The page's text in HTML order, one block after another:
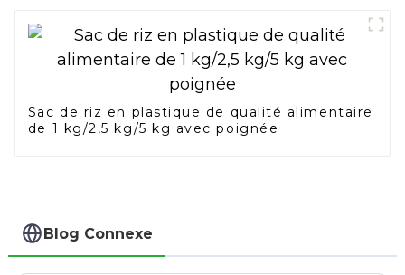
Sac de riz en plastique de qualité alimentaire
de 1 kg/2,5 kg/5 kg avec poignée
Blog Connexe